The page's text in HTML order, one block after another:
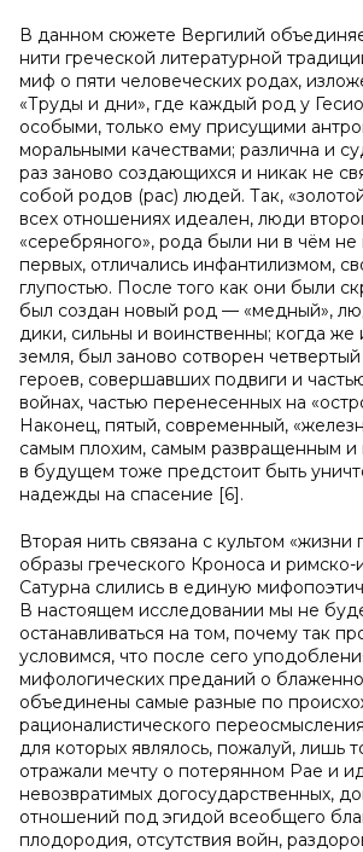
В данном сюжете Вергилий
нити греческой литературной
миф о пяти человеческих родах,
«Труды и дни», где каждый род у
особыми, только ему присущими
моральными качествами; различна и
раз заново создающихся и никак не
собой родов (рас) людей. Так,
всех отношениях идеален, люди
«серебряного», рода были ни в чём
первых, отличались инфантилизмом,
глупостью. После того как они были
был создан новый род — «медный»,
дики, сильны и воинственны; когда же
земля, был заново сотворен
героев, совершавших подвиги и
войнах, частью перенесенных на
Наконец, пятый, современный,
самым плохим, самым развращенным и
в будущем тоже предстоит быть
надежды на спасение [6].
Вторая нить связана с культом
образы греческого Кроноса и римско-
Сатурна слились в единую
В настоящем исследовании мы не
останавливаться на том, почему так
условимся, что после сего
мифологических преданий о
объединены самые разные по
рационалистического
для которых являлось, пожалуй, лишь
отражали мечту о потерянном Рае и
невозвратимых догосударственных,
отношений под эгидой всеобщего
плодородия, отсутствия войн,